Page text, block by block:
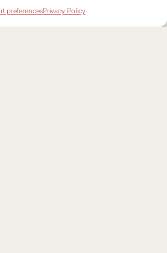
preferencesPrivacy Policy